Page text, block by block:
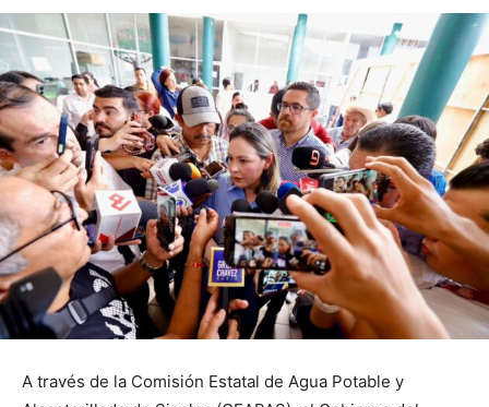
A través de la Comisión Estatal de Agua Potable y